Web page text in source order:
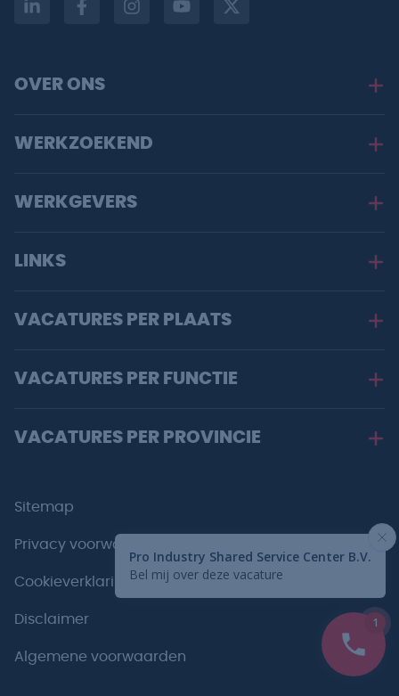
OVER ONS
WERKZOEKEND
WERKGEVERS
LINKS
VACATURES PER PLAATS
VACATURES PER FUNCTIE
VACATURES PER PROVINCIE
Sitemap
Privacy voorwaarden
Cookieverklaring
Disclaimer
Algemene voorwaarden